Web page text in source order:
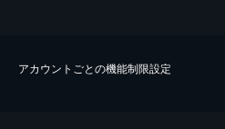
アカウントごとの機能制限設定